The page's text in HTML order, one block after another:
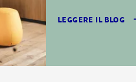
LEGGERE IL BLOG